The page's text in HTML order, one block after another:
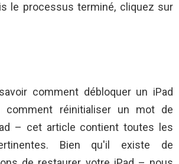
le processus terminé, cliquez sur
comment débloquer un iPad
comment réinitialiser un mot de
– cet article contient toutes les
Bien qu'il existe de